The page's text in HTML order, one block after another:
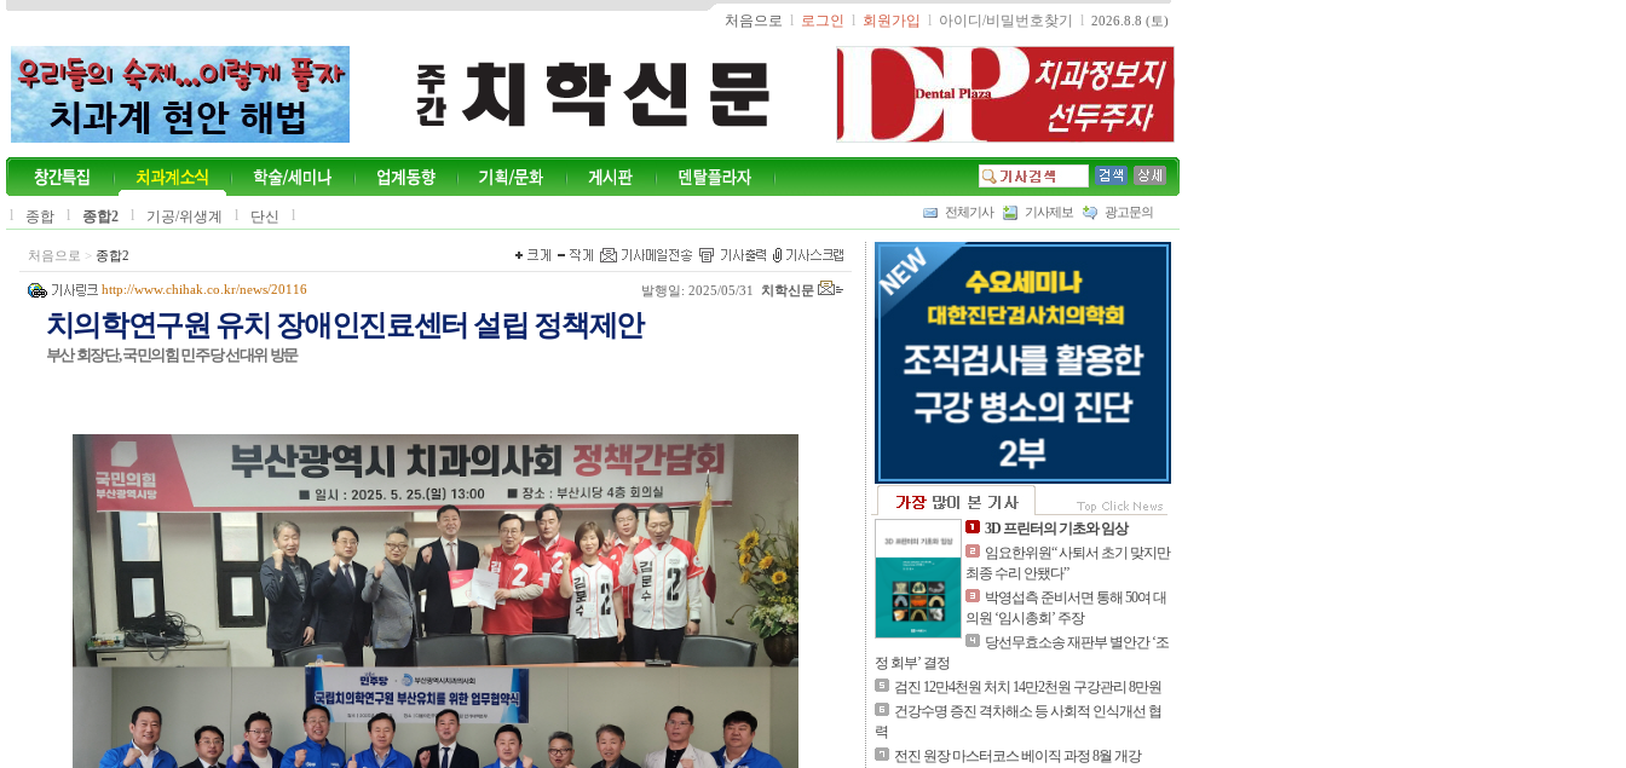
처음으로 l 로그인 l 회원가입 l 아이디/비밀번호찾기 l 2026.8.8 (토)
l 종합 l 종합2 l 기공/위생계 l 단신 l 전체기사 기사제보 광고문의
처음으로 > 종합2
http://www.chihak.co.kr/news/20116 발행일: 2025/05/31 치학신문
치의학연구원 유치 장애인진료센터 설립 정책제안
부산 회장단, 국민의힘 민주당 선대위 방문
3D 프린터의 기초와 임상
임요한위원“ 사퇴서 초기 맞지만
최종 수리 안됐다”
박영섭측 준비서면 통해 50여 대
의원 ‘임시총회’ 주장
당선무효소송 재판부 별안간 ‘조
정 회부’ 결정
검진 12만4천원 처치 14만2천원 구강관리 8만원
건강수명 증진 격차해소 등 사회적 인식개선 협
력
전진 원장 마스터코스 베이직 과정 8월 개강